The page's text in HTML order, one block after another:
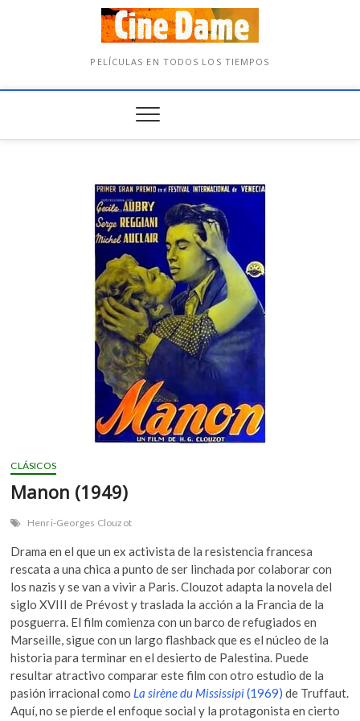
PELÍCULAS EN TODOS LOS TIEMPOS
CLÁSICOS
Manon (1949)
Henri-Georges Clouzot
Drama en el que un ex activista de la resistencia francesa
rescata a una chica a punto de ser linchada por colaborar con
los nazis y se van a vivir a Paris. Clouzot adapta la novela del
siglo XVIII de Prévost y traslada la acción a la Francia de la
posguerra. El film comienza con un barco de refugiados en
Marseille, sigue con un largo flashback que es el núcleo de la
historia para terminar en el desierto de Palestina. Puede
resultar atractivo comparar este film con otro estudio de la
pasión irracional como La sirène du Mississipi(1969) de Truffaut.
Aquí, no se pierde el enfoque social y la protagonista en cierto